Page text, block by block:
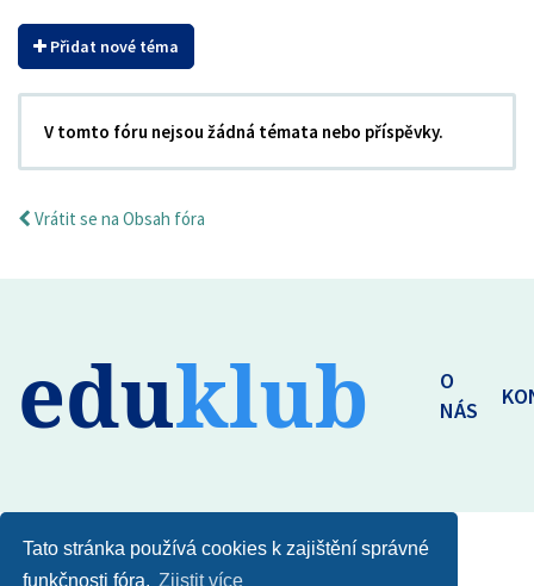
Tato stránka používá cookies k zajištění správné
funkčnosti fóra. Zjistit více
Přidat nové téma
V tomto fóru nejsou žádná témata nebo příspěvky.
Vrátit se na Obsah fóra
eduklub
O
NÁS